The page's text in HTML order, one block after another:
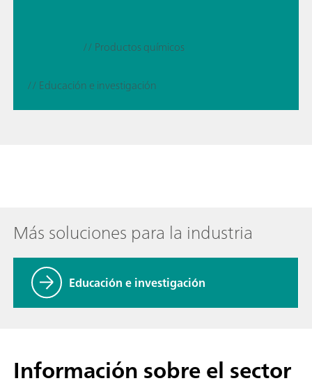
// Productos químicos
// Educación e investigación
Más soluciones para la industria
Educación e investigación
Información sobre el sector